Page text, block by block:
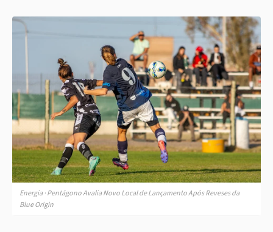
Energia · Pentágono Avalia Novo Local de Lançamento Após Reveses da
Blue Origin